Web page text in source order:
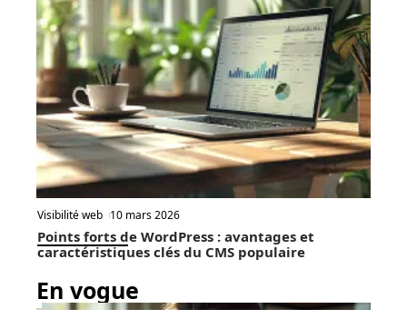
Visibilité web 10 mars 2026
Points forts de WordPress : avantages et
caractéristiques clés du CMS populaire
En vogue